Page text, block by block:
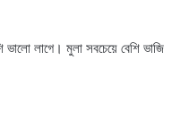
লাগে। মুলা সবচেয়ে বেশি ভাজি